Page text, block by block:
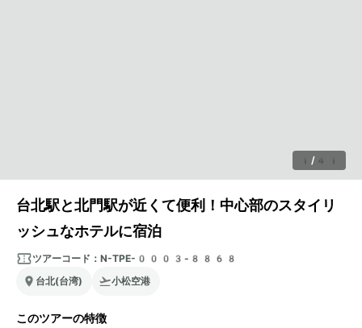
1 / 41
台北駅と北門駅が近くて便利！中心部のスタイリ
ッシュなホテルに宿泊
ツアーコード： N-TPE-0003-8868
台北(台湾)
小松空港
このツアーの特徴